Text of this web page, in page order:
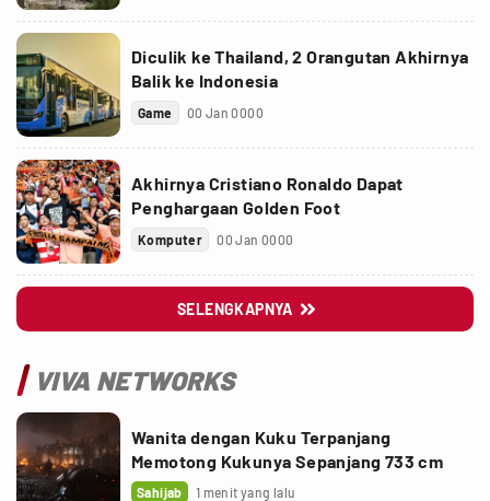
Diculik ke Thailand, 2 Orangutan Akhirnya
Balik ke Indonesia
Game 00 Jan 0000
Akhirnya Cristiano Ronaldo Dapat
Penghargaan Golden Foot
Komputer 00 Jan 0000
SELENGKAPNYA 
VIVA NETWORKS
Wanita dengan Kuku Terpanjang
Memotong Kukunya Sepanjang 733 cm
Sahijab 1 menit yang lalu